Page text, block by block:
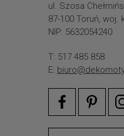
ul. Szosa
87-100 Toruń, woj.
NIP: 5632054240
T: 517 485 858
E: